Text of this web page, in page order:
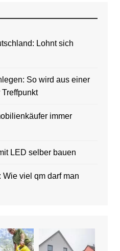
Lohnt sich
So wird aus einer
immer
LED selber bauen
viel qm darf man